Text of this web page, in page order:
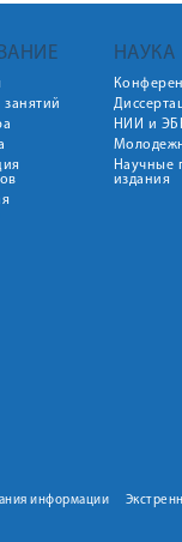
занятий
НАУКА
НИИ и
Научные
издания
информации